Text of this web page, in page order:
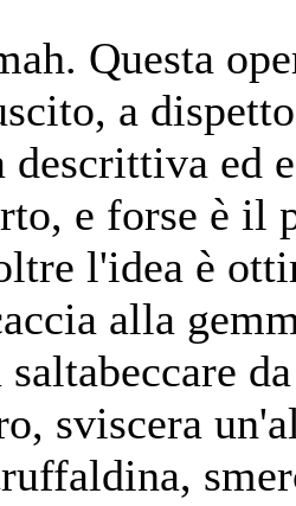
Questa
a
descrittiva ed
e forse è il
l'idea è
alla
saltabeccare
sviscera